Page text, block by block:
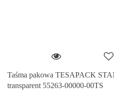
Taśma pakowa TESAPACK
transparent 55263-00000-00TS